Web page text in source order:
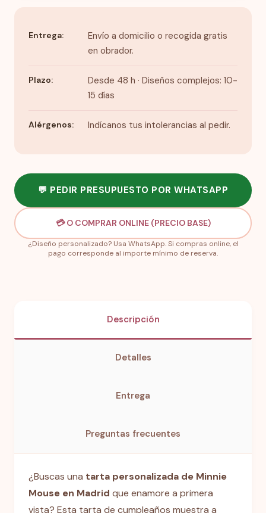
Entrega:
Envío a domicilio o recogida gratis
en obrador.
Plazo:
Desde 48 h · Diseños complejos: 10-
15 días
Alérgenos: Indícanos tus intolerancias al pedir.
💬 PEDIR PRESUPUESTO POR WHATSAPP
💳 O COMPRAR ONLINE (PRECIO BASE)
¿Diseño personalizado? Usa WhatsApp. Si compras online, el
pago corresponde al importe mínimo de reserva.
Descripción
Detalles
Entrega
Preguntas frecuentes
¿Buscas una tarta personalizada de Minnie
Mouse en Madrid que enamore a primera
vista? Esta tarta de cumpleaños muestra a